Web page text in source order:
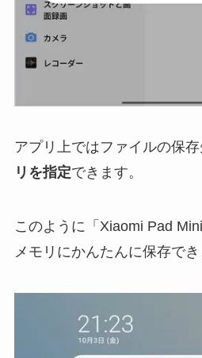
アプリ上ではファイルの保
リを指定できます。
このように「Xiaomi Pad
メモリにかんたんに保存でき